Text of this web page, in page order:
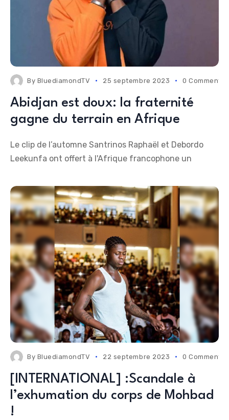
By BluediamondTV 25 septembre 2023 0 Comments
Abidjan est doux: la fraternité
gagne du terrain en Afrique
Le clip de l’automne Santrinos Raphaël et Debordo
Leekunfa ont offert à l'Afrique francophone un
By BluediamondTV 22 septembre 2023 0 Comments
[INTERNATIONAL] :Scandale à
l’exhumation du corps de Mohbad
!